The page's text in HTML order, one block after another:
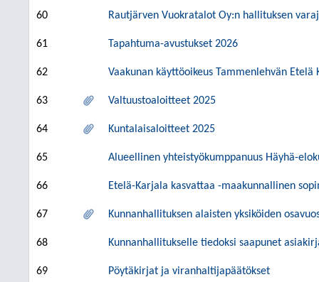
60 Rautjärven Vuokratalot Oy:n hallituksen
61 Tapahtuma-avustukset 2026
62 Vaakunan käyttöoikeus Tammenlehvän
63 Valtuustoaloitteet 2025
64 Kuntalaisaloitteet 2025
65 Alueellinen yhteistyökumppanuus Häyhä-
66 Etelä-Karjala kasvattaa -maakunnallinen
67 Kunnanhallituksen alaisten yksiköiden
68 Kunnanhallitukselle tiedoksi saapunet
69 Pöytäkirjat ja viranhaltijapäätökset